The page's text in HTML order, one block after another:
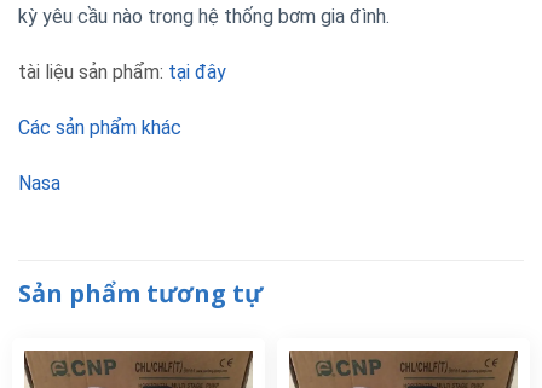
kỳ yêu cầu nào trong hệ thống bơm gia đình.
tài liệu sản phẩm: tại đây
Các sản phẩm khác
Nasa
Sản phẩm tương tự